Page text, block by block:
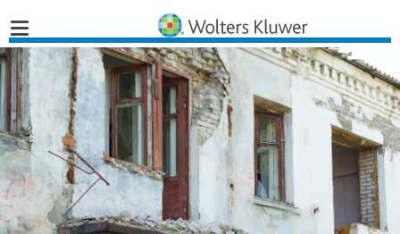
Home
Nieuws
Opinies